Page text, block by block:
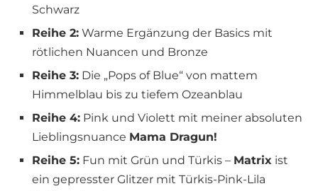
Schwarz
Reihe 2: Warme Ergänzung der Basics mit
rötlichen Nuancen und Bronze
Reihe 3: Die „Pops of Blue“ von mattem
Himmelblau bis zu tiefem Ozeanblau
Reihe 4: Pink und Violett mit meiner absoluten
Lieblingsnuance Mama Dragun!
Reihe 5: Fun mit Grün und Türkis – Matrix ist
ein gepresster Glitzer mit Türkis-Pink-Lila